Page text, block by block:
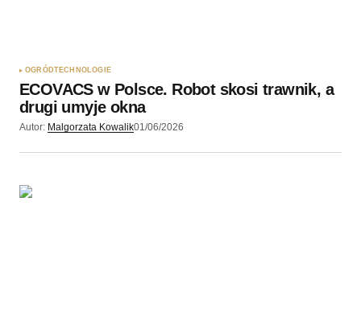
OGRÓDTECHNOLOGIE
ECOVACS w Polsce. Robot skosi trawnik, a
drugi umyje okna
Autor: Malgorzata Kowalik01/06/2026